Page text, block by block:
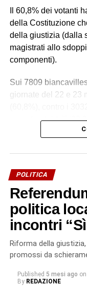
Il 60,8% dei votanti
della Costituzione
della giustizia (dalla
magistrati allo
componenti).
Sui 7809
giornate del 22 e 23
riquadro del “sì”
quanti si sono recati
parte due
delle Favare, l’altro
questo referendum
respingendo la
latitanza dei partiti
© RIPRODUZIONE
POLITICA
politica
incontri
Riforma della
promossi da
Published 5 mesi ago on
By REDAZIONE